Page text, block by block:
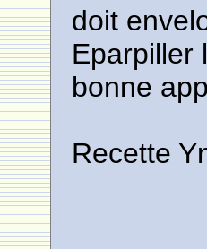
doit
Eparpiller
bonne
Recette